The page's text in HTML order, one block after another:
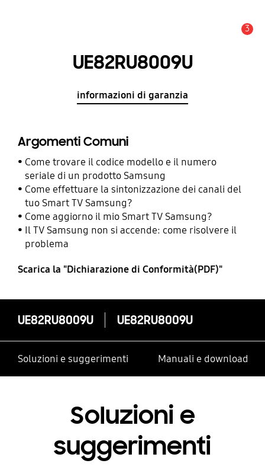
3
UE82RU8009U
informazioni di garanzia
Argomenti Comuni
Come trovare il codice modello e il numero
seriale di un prodotto Samsung
Come effettuare la sintonizzazione dei canali del
tuo Smart TV Samsung?
Come aggiorno il mio Smart TV Samsung?
Il TV Samsung non si accende: come risolvere il
problema
Scarica la "Dichiarazione di Conformità(PDF)"
UE82RU8009U UE82RU8009U
Soluzioni e suggerimenti Manuali e download
Soluzioni e
suggerimenti